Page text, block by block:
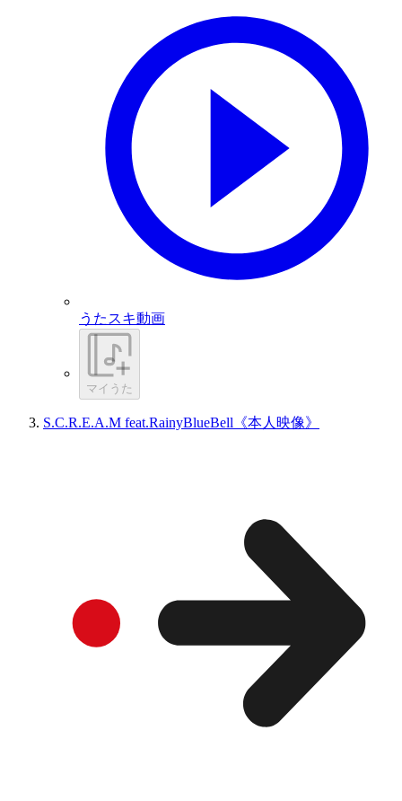
うたスキ動画
マイうた
S.C.R.E.A.M feat.RainyBlueBell《本人映像》